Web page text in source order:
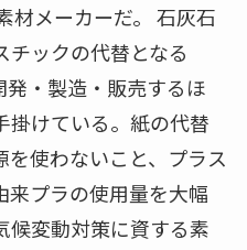
材メーカーだ。 石灰石
ックの代替となる
発・製造・販売するほ
掛けている。紙の代替
を使わないこと、プラス
来プラの使用量を大幅
候変動対策に資する素